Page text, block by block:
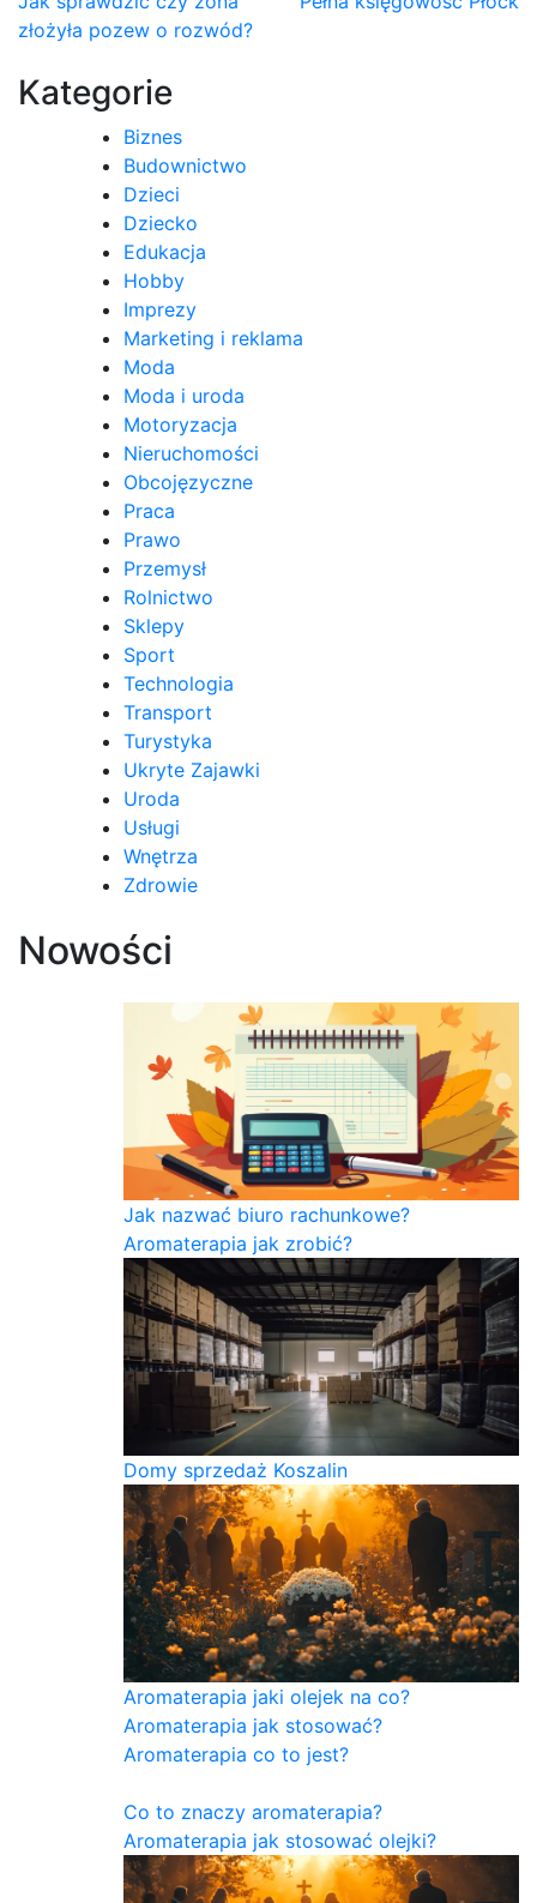
wpisu
złożyła pozew o rozwód?
Kategorie
Biznes
Budownictwo
Dzieci
Dziecko
Edukacja
Hobby
Imprezy
Marketing i reklama
Moda
Moda i uroda
Motoryzacja
Nieruchomości
Obcojęzyczne
Praca
Prawo
Przemysł
Rolnictwo
Sklepy
Sport
Technologia
Transport
Turystyka
Ukryte Zajawki
Uroda
Usługi
Wnętrza
Zdrowie
Nowości
Jak nazwać biuro rachunkowe?
Aromaterapia jak zrobić?
Domy sprzedaż Koszalin
Aromaterapia jaki olejek na co?
Aromaterapia jak stosować?
Aromaterapia co to jest?
Co to znaczy aromaterapia?
Aromaterapia jak stosować olejki?